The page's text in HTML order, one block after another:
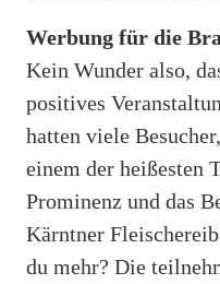
Werbung für die
Kein Wunder also,
positives
hatten viele
einem der heißesten
Prominenz und das
Kärntner
du mehr? Die